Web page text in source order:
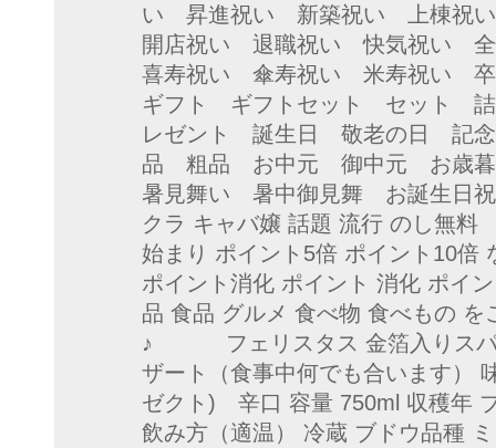
い 昇進祝い 新築祝い 上棟祝
開店祝い 退職祝い 快気祝い
喜寿祝い 傘寿祝い 米寿祝い
ギフト ギフトセット セット
レゼント 誕生日 敬老の日 記
品 粗品 お中元 御中元 お歳
暑見舞い 暑中御見舞 お誕生日
クラ キャバ嬢 話題 流行 のし無
始まり ポイント5倍 ポイント10倍
ポイント消化 ポイント 消化 ポイ
品 食品 グルメ 食べ物 食べもの を
♪ フェリスタス 金箔入りスパ
ザート（食事中何でも合います）
ゼクト) 辛口 容量 750ml 収穫年
飲み方（適温） 冷蔵 ブドウ品種